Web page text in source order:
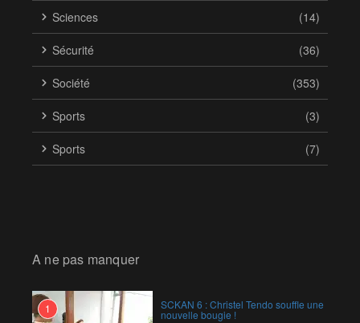
Sciences (14)
Sécurité (36)
Société (353)
Sports (3)
Sports (7)
A ne pas manquer
1 SCKAN 6 : Christel Tendo souffle une
nouvelle bougie !